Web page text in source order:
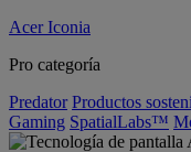
Acer Iconia
Pro categoría
Predator Productos
Gaming SpatialLabs™